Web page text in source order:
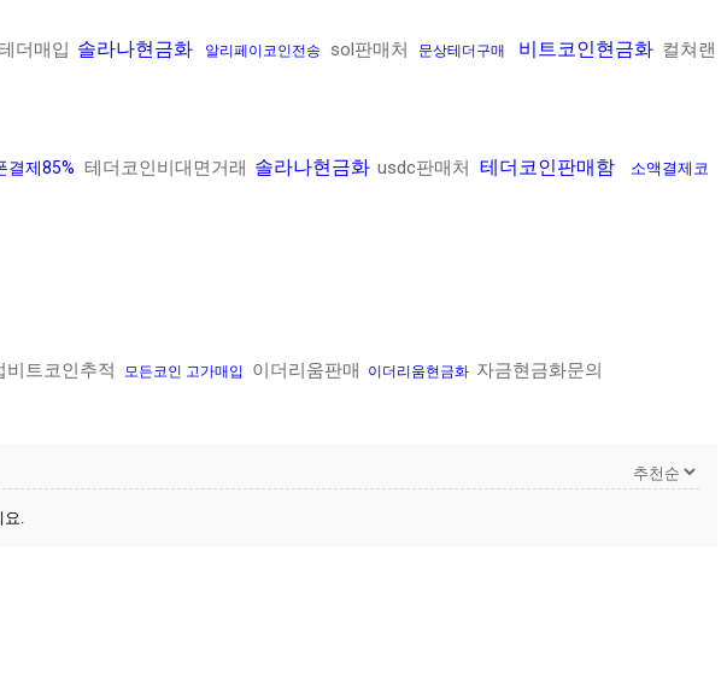
더매입 솔라나현금화 알리페이코인전송 sol판매처 문상테더구매 비트코인현금화 컬쳐랜
결제85% 테더코인비대면거래 솔라나현금화 usdc판매처 테더코인판매함
소액결제코
비트코인추적 모든코인 고가매입 이더리움판매 이더리움현금화 자금현금화문의
요.